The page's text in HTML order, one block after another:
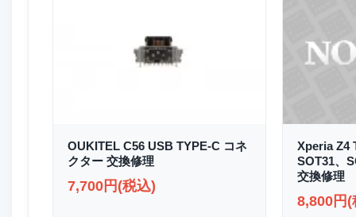
OUKITEL C56 USB TYPE-C コネ
クター 交換修理
7,700円(税込)
Xperia Z4
SOT31、
交換修理
8,800円(